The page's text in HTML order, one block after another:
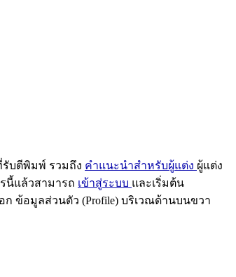
รับตีพิมพ์ รวมถึง คำแนะนำสำหรับผู้แต่ง ผู้แต่ง
นี้แล้วสามารถ เข้าสู่ระบบ และเริ่มต้น
ก ข้อมูลส่วนตัว (Profile) บริเวณด้านบนขวา